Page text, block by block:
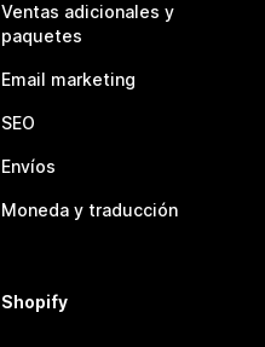
Ventas adicionales y
paquetes
Email marketing
SEO
Envíos
Moneda y traducción
Shopify